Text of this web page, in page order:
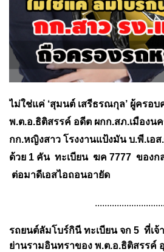
ไม่ใช่แค่ ‘สุมนต์ เสรีธรณกุล’ ผู้ครอ
พ.ต.อ.ธิติสรรค์ อดีต ผกก.สภ.เมืองน
กก.หญิงสาว โรงงานแป้งมัน บ.พี.เอ
ด้วย 1 คัน ทะเบียน ฆค 7777 ของก
ต่อมาดีเอสไอถอนอายัด
รถยนต์ลัมโบร์กินี ทะเบียน จก 5 ที่เ
ย่านรามอินทราของ พ.ต.อ.ธิติสรรค์